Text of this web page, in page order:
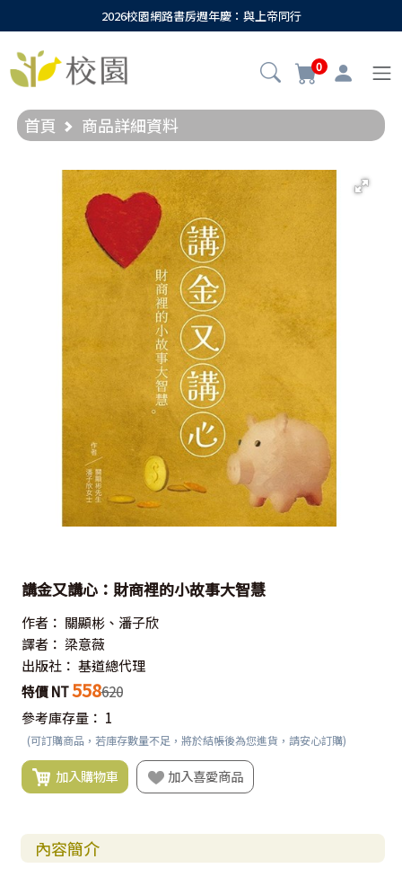
2026校園網路書房週年慶：與上帝同行
0
首頁 商品詳細資料
講金又講心：財商裡的小故事大智慧
作者： 關顯彬、潘子欣
譯者： 梁意薇
出版社： 基道總代理
特價 NT558620
參考庫存量： 1
(可訂購商品，若庫存數量不足，將於結帳後為您進貨，請安心訂購)
加入購物車 加入喜愛商品
內容簡介